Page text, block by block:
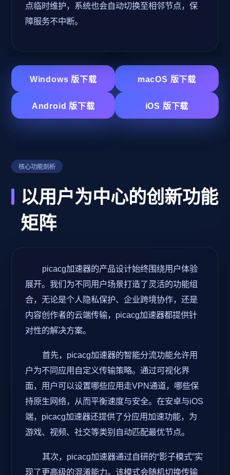
点临时维护，系统也会自动切换至相邻节点，保
障服务不中断。
Windows 版下载 macOS 版下载
Android 版下载 iOS 版下载
核心功能剖析
以用户为中心的创新功能
矩阵
picacg加速器的产品设计始终围绕用户体验
展开。我们为不同用户场景打造了灵活的功能组
合，无论是个人隐私保护、企业跨境协作，还是
内容创作者的云端传输，picacg加速器都提供针
对性的解决方案。
首先，picacg加速器的智能分流功能允许用
户为不同应用自定义传输策略。通过可视化界
面，用户可以设置哪些应用走VPN通道，哪些保
持原生网络，从而平衡速度与安全。在安卓与iOS
端，picacg加速器还提供了分应用加速功能，为
游戏、视频、社交等类别自动匹配最优节点。
其次，picacg加速器通过自研的“影子模式”实
现了更高级的混淆能力。该模式会随机切换传输